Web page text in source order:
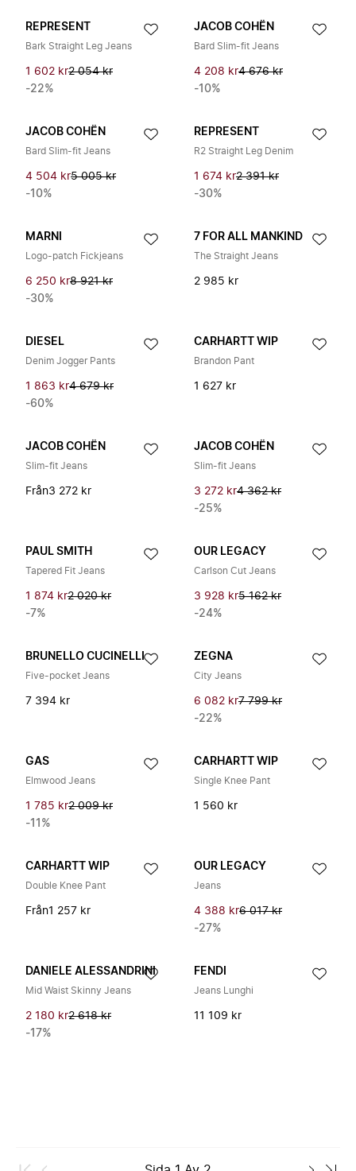
REPRESENT
Bark Straight Leg Jeans
1 602 kr2 054 kr
-22%
JACOB COHËN
Bard Slim-fit Jeans
4 208 kr4 676 kr
-10%
JACOB COHËN
Bard Slim-fit Jeans
4 504 kr5 005 kr
-10%
REPRESENT
R2 Straight Leg Denim
1 674 kr2 391 kr
-30%
MARNI
Logo-patch Fickjeans
6 250 kr8 921 kr
-30%
7 FOR ALL MANKIND
The Straight Jeans
2 985 kr
DIESEL
Denim Jogger Pants
1 863 kr4 679 kr
-60%
CARHARTT WIP
Brandon Pant
1 627 kr
JACOB COHËN
Slim-fit Jeans
Från3 272 kr
JACOB COHËN
Slim-fit Jeans
3 272 kr4 362 kr
-25%
PAUL SMITH
Tapered Fit Jeans
1 874 kr2 020 kr
-7%
OUR LEGACY
Carlson Cut Jeans
3 928 kr5 162 kr
-24%
BRUNELLO CUCINELLI
Five-pocket Jeans
7 394 kr
ZEGNA
City Jeans
6 082 kr7 799 kr
-22%
GAS
Elmwood Jeans
1 785 kr2 009 kr
-11%
CARHARTT WIP
Single Knee Pant
1 560 kr
CARHARTT WIP
Double Knee Pant
Från1 257 kr
OUR LEGACY
Jeans
4 388 kr6 017 kr
-27%
DANIELE ALESSANDRINI
Mid Waist Skinny Jeans
2 180 kr2 618 kr
-17%
FENDI
Jeans Lunghi
11 109 kr